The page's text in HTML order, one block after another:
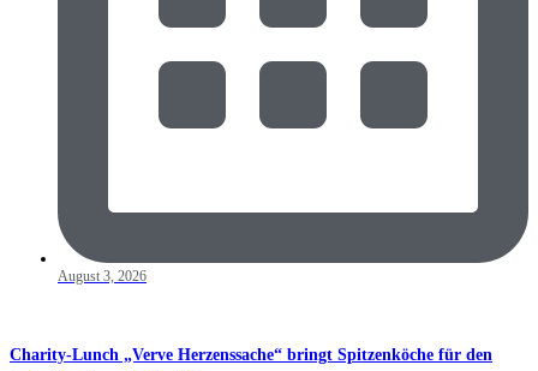
August 3, 2026
Charity-Lunch „Verve Herzenssache“ bringt Spitzenköche für den